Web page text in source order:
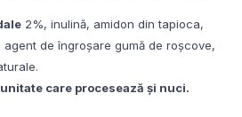
2%, inulină, amidon din tapioca,
de îngroșare gumă de roșcove,
care procesează și nuci.